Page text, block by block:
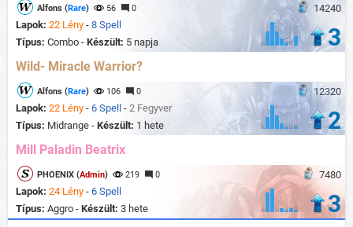
14240
Alfons (Rare) 56 0
Lapok: 22 Lény - 8 Spell
Típus: Combo - Készült: 5 napja 3
Wild- Miracle Warrior?
12320
Alfons (Rare) 106 0
Lapok: 22 Lény - 6 Spell - 2 Fegyver
Típus: Midrange - Készült: 1 hete 2
Mill Paladin Beatrix
7480
PHOENIX (Admin) 219 0
Lapok: 24 Lény - 6 Spell
Típus: Aggro - Készült: 3 hete 3